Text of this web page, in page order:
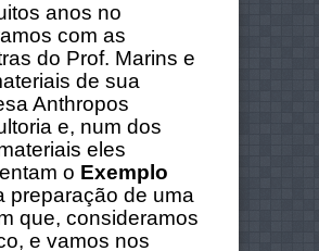
anos no
com as
do Prof. Marins e
de sua
Anthropos
e, num dos
eles
o Exemplo
preparação de uma
que, consideramos
e vamos nos